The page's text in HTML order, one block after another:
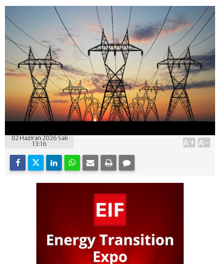
02 Haziran 2026 Salı
13:16
A+ A-